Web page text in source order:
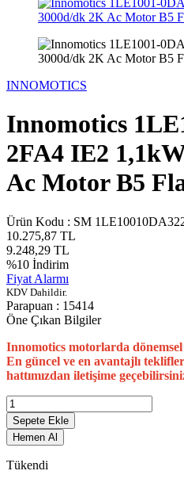
INNOMOTICS
Innomotics
2FA4 IE2
Ac Motor B5
Ürün Kodu : SM
10.275,87 TL
9.248,29 TL
%10 İndirim
Fiyat Alarmı
KDV Dahildir.
Parapuan : 15414
Öne Çıkan Bilgiler
Innomotics motorlarda
En güncel ve en avantajlı
hattımızdan iletişime
Sepete Ekle
Hemen Al
Tükendi